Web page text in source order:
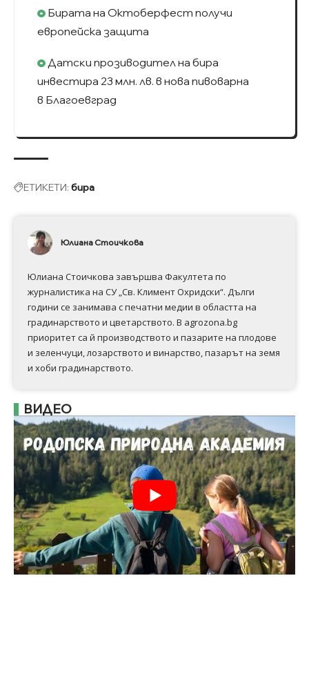
Бирата на Октоберфест получи
европейска защита
Дaтcĸи пpoзивoдитeл нa биpa
инвecтиpa 23 млн. лв. в нoвa пивoвapнa
в Блaгoeвгpaд
ЕТИКЕТИ: бира
Юлиана Стоичкова
Юлиана Стоичкова завършва Факултета по
журналистика на СУ „Св. Климент Охридски“. Дълги
години се занимава с печатни медии в областта на
градинарството и цветарството. В agrozona.bg
приоритет са й производството и пазарите на плодове
и зеленчуци, лозарството и винарство, пазарът на земя
и хоби градинарството.
ВИДЕО